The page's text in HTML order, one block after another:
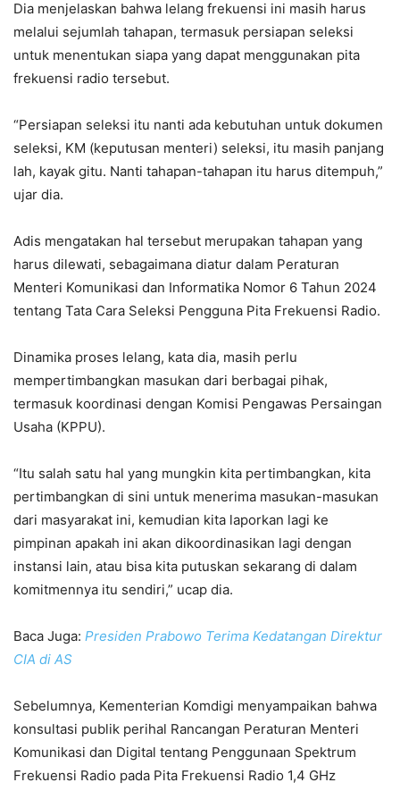
Dia menjelaskan bahwa lelang frekuensi ini masih harus
melalui sejumlah tahapan, termasuk persiapan seleksi
untuk menentukan siapa yang dapat menggunakan pita
frekuensi radio tersebut.
“Persiapan seleksi itu nanti ada kebutuhan untuk dokumen
seleksi, KM (keputusan menteri) seleksi, itu masih panjang
lah, kayak gitu. Nanti tahapan-tahapan itu harus ditempuh,”
ujar dia.
Adis mengatakan hal tersebut merupakan tahapan yang
harus dilewati, sebagaimana diatur dalam Peraturan
Menteri Komunikasi dan Informatika Nomor 6 Tahun 2024
tentang Tata Cara Seleksi Pengguna Pita Frekuensi Radio.
Dinamika proses lelang, kata dia, masih perlu
mempertimbangkan masukan dari berbagai pihak,
termasuk koordinasi dengan Komisi Pengawas Persaingan
Usaha (KPPU).
“Itu salah satu hal yang mungkin kita pertimbangkan, kita
pertimbangkan di sini untuk menerima masukan-masukan
dari masyarakat ini, kemudian kita laporkan lagi ke
pimpinan apakah ini akan dikoordinasikan lagi dengan
instansi lain, atau bisa kita putuskan sekarang di dalam
komitmennya itu sendiri,” ucap dia.
Baca Juga: Presiden Prabowo Terima Kedatangan Direktur
CIA di AS
Sebelumnya, Kementerian Komdigi menyampaikan bahwa
konsultasi publik perihal Rancangan Peraturan Menteri
Komunikasi dan Digital tentang Penggunaan Spektrum
Frekuensi Radio pada Pita Frekuensi Radio 1,4 GHz